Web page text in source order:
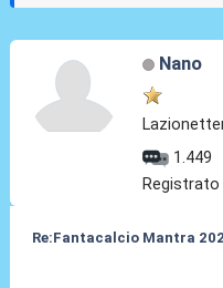
Nano
1.449
Registrato
Re:Fantacalcio Mantra